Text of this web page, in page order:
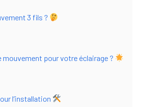
3 fils ?
pour votre éclairage ?
l’installation